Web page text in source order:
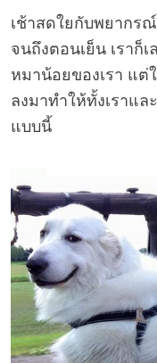
เช้าสดใยกับพยากร
จนถึงตอนเย็น เราก็
หมาน้อยของเรา แต่
ลงมาทำให้ทั้งเราแ
แบบนี้